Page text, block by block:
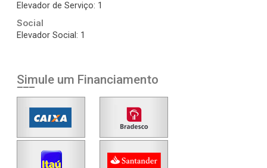
Elevador de Serviço: 1
Social
Elevador Social: 1
Simule um Financiamento